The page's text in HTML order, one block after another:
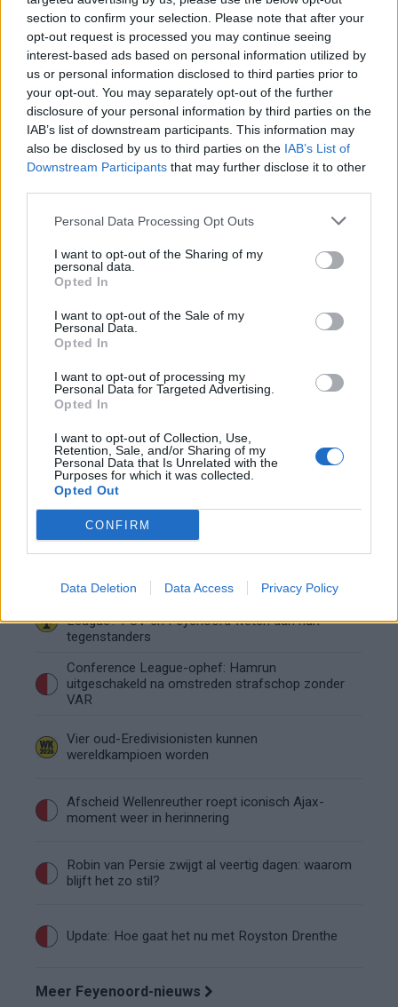
section to confirm your selection. Please note that after your
opt-out request is processed you may continue seeing
interest-based ads based on personal information utilized by
us or personal information disclosed to third parties prior to
your opt-out. You may separately opt-out of the further
disclosure of your personal information by third parties on the
IAB’s list of downstream participants. This information may
also be disclosed by us to third parties on the IAB’s List of
Downstream Participants that may further disclose it to other
Personal Data Processing Opt Outs
I want to opt-out of the Sharing of my
personal data.
Opted In
I want to opt-out of the Sale of my
Personal Data.
Opted In
I want to opt-out of processing my
Personal Data for Targeted Advertising.
Opted In
I want to opt-out of Collection, Use,
Retention, Sale, and/or Sharing of my
Personal Data that Is Unrelated with the
Purposes for which it was collected.
Opted Out
CONFIRM
Data Deletion Data Access Privacy Policy
Feyenoord sluit voorbereiding bijna af: dit staat
er nog op het programma
Shaqueel van Persie ontkracht geruchten over
keuze voor Marokko
Brengt Sporting Portugal Feyenoord in de
Feyenoord-verhaal van Calvin Stengs
openhartig over Robin van Persie
bod op Gjivai Zechiël?
schaamte voel ik nog altijd"
Calvin Stengs opnieuw vader: bijzonder nieuws in
Zoë Livay raakt draad kwijt tijdens open dag
League? PSV en Feyenoord weten dan hun
tegenstanders
Conference League-ophef: Hamrun
uitgeschakeld na omstreden strafschop zonder
VAR
Vier oud-Eredivisionisten kunnen
wereldkampioen worden
Afscheid Wellenreuther roept iconisch Ajax-
moment weer in herinnering
Robin van Persie zwijgt al veertig dagen: waarom
blijft het zo stil?
Update: Hoe gaat het nu met Royston Drenthe
Meer Feyenoord-nieuws